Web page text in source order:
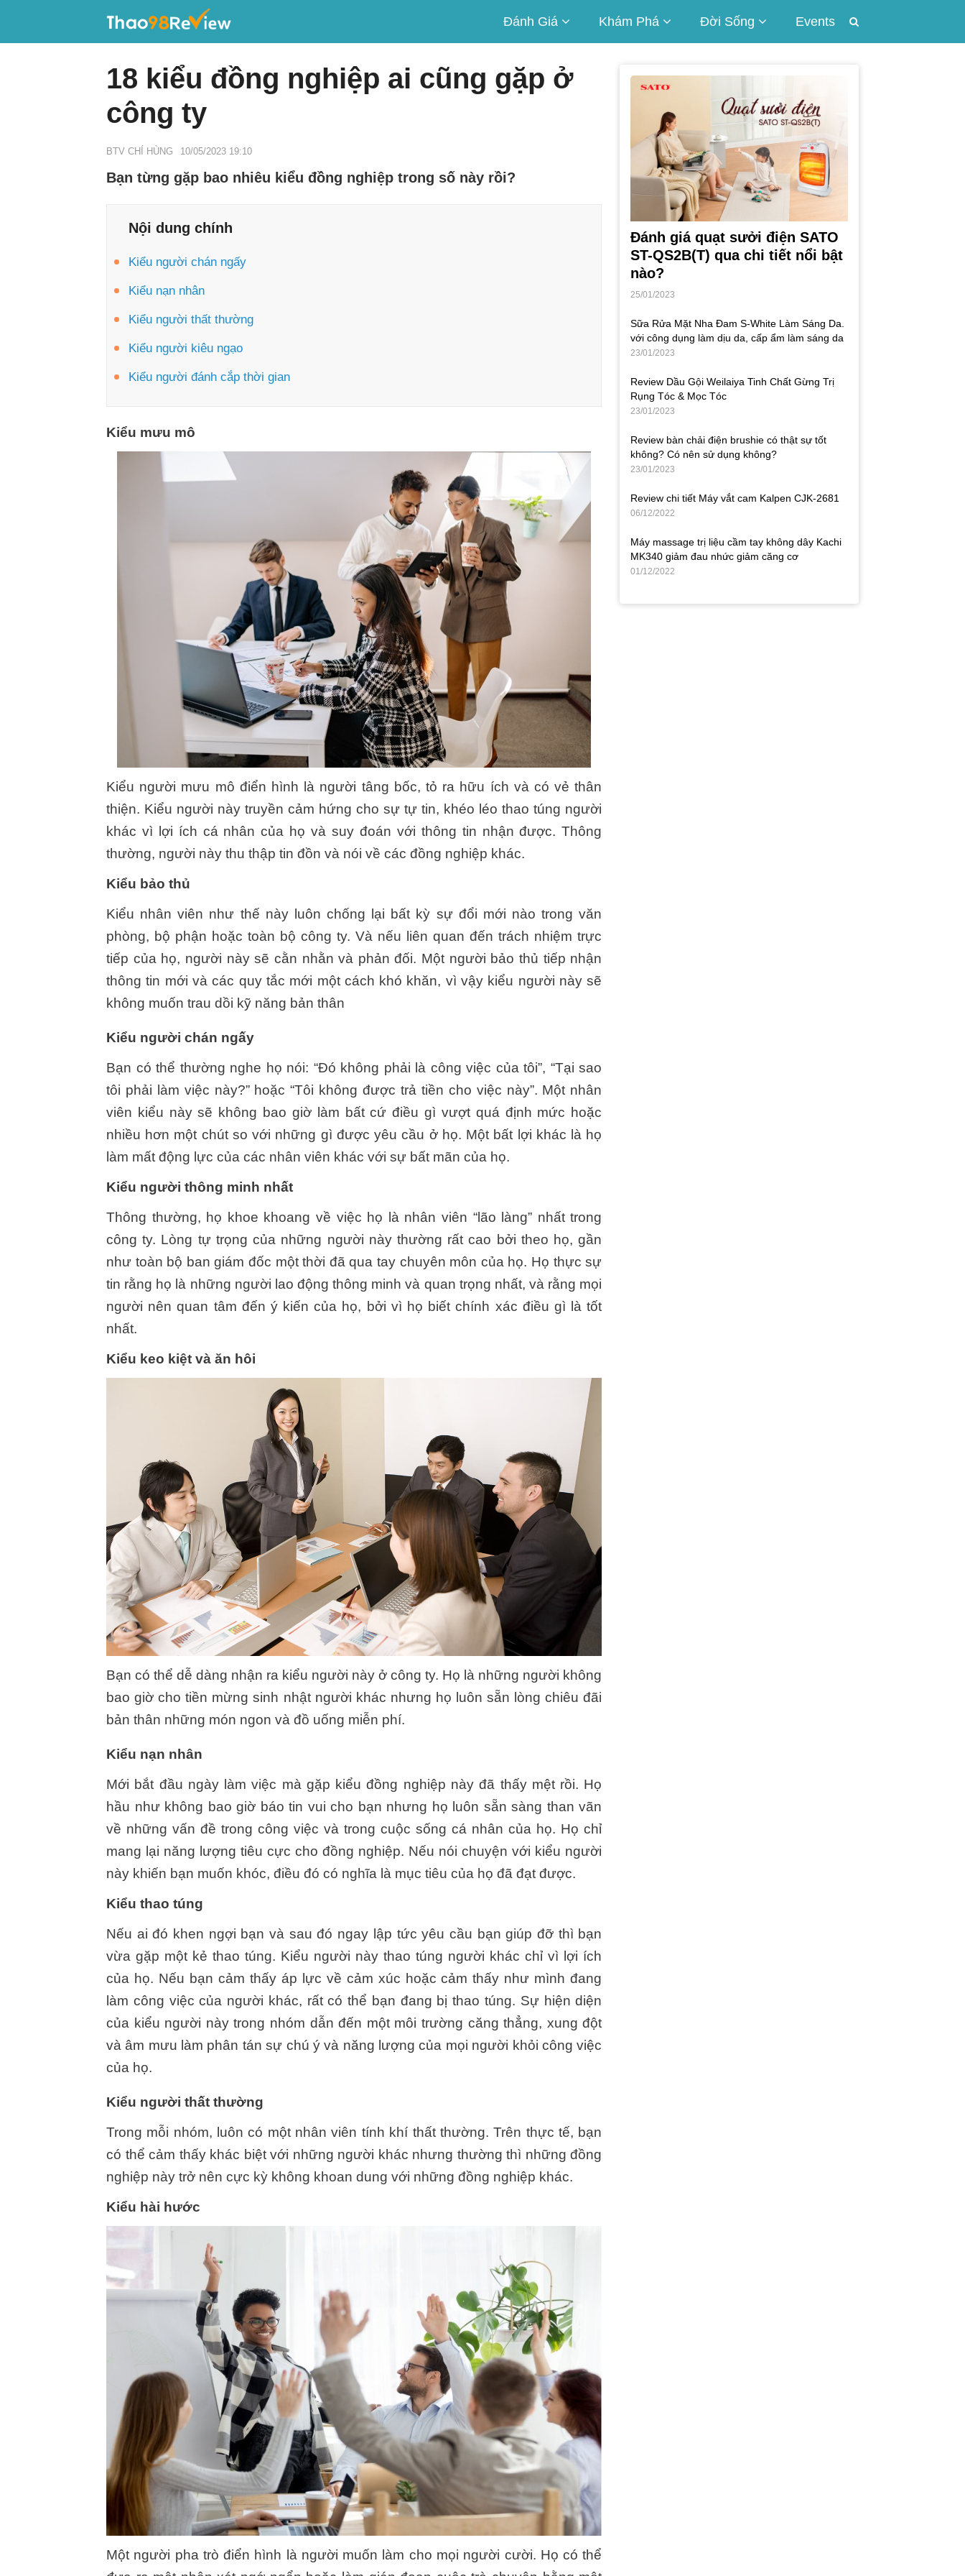
Đánh Giá Khám Phá Đời Sống Events
18 kiểu đồng nghiệp ai cũng gặp ở
công ty
BTV CHÍ HÙNG 10/05/2023 19:10
Bạn từng gặp bao nhiêu kiểu đồng nghiệp trong số này rồi?
Nội dung chính
Kiểu người chán ngấy
Kiểu nạn nhân
Kiểu người thất thường
Kiểu người kiêu ngạo
Kiểu người đánh cắp thời gian
Kiểu mưu mô
Kiểu người mưu mô điển hình là người tâng bốc, tỏ ra hữu ích và có vẻ thân
thiện. Kiểu người này truyền cảm hứng cho sự tự tin, khéo léo thao túng người
khác vì lợi ích cá nhân của họ và suy đoán với thông tin nhận được. Thông
thường, người này thu thập tin đồn và nói về các đồng nghiệp khác.
Kiểu bảo thủ
Kiểu nhân viên như thế này luôn chống lại bất kỳ sự đổi mới nào trong văn
phòng, bộ phận hoặc toàn bộ công ty. Và nếu liên quan đến trách nhiệm trực
tiếp của họ, người này sẽ cằn nhằn và phản đối. Một người bảo thủ tiếp nhận
thông tin mới và các quy tắc mới một cách khó khăn, vì vậy kiểu người này sẽ
không muốn trau dồi kỹ năng bản thân
Kiểu người chán ngấy
Bạn có thể thường nghe họ nói: “Đó không phải là công việc của tôi”, “Tại sao
tôi phải làm việc này?” hoặc “Tôi không được trả tiền cho việc này”. Một nhân
viên kiểu này sẽ không bao giờ làm bất cứ điều gì vượt quá định mức hoặc
nhiều hơn một chút so với những gì được yêu cầu ở họ. Một bất lợi khác là họ
làm mất động lực của các nhân viên khác với sự bất mãn của họ.
Kiểu người thông minh nhất
Thông thường, họ khoe khoang về việc họ là nhân viên “lão làng” nhất trong
công ty. Lòng tự trọng của những người này thường rất cao bởi theo họ, gần
như toàn bộ ban giám đốc một thời đã qua tay chuyên môn của họ. Họ thực sự
tin rằng họ là những người lao động thông minh và quan trọng nhất, và rằng mọi
người nên quan tâm đến ý kiến của họ, bởi vì họ biết chính xác điều gì là tốt
nhất.
Kiểu keo kiệt và ăn hôi
Bạn có thể dễ dàng nhận ra kiểu người này ở công ty. Họ là những người không
bao giờ cho tiền mừng sinh nhật người khác nhưng họ luôn sẵn lòng chiêu đãi
bản thân những món ngon và đồ uống miễn phí.
Kiểu nạn nhân
Mới bắt đầu ngày làm việc mà gặp kiểu đồng nghiệp này đã thấy mệt rồi. Họ
hầu như không bao giờ báo tin vui cho bạn nhưng họ luôn sẵn sàng than vãn
về những vấn đề trong công việc và trong cuộc sống cá nhân của họ. Họ chỉ
mang lại năng lượng tiêu cực cho đồng nghiệp. Nếu nói chuyện với kiểu người
này khiến bạn muốn khóc, điều đó có nghĩa là mục tiêu của họ đã đạt được.
Kiểu thao túng
Nếu ai đó khen ngợi bạn và sau đó ngay lập tức yêu cầu bạn giúp đỡ thì bạn
vừa gặp một kẻ thao túng. Kiểu người này thao túng người khác chỉ vì lợi ích
của họ. Nếu bạn cảm thấy áp lực về cảm xúc hoặc cảm thấy như mình đang
làm công việc của người khác, rất có thể bạn đang bị thao túng. Sự hiện diện
của kiểu người này trong nhóm dẫn đến một môi trường căng thẳng, xung đột
và âm mưu làm phân tán sự chú ý và năng lượng của mọi người khỏi công việc
của họ.
Kiểu người thất thường
Trong mỗi nhóm, luôn có một nhân viên tính khí thất thường. Trên thực tế, bạn
có thể cảm thấy khác biệt với những người khác nhưng thường thì những đồng
nghiệp này trở nên cực kỳ không khoan dung với những đồng nghiệp khác.
Kiểu hài hước
Một người pha trò điển hình là người muốn làm cho mọi người cười. Họ có thể
Đánh giá quạt sưởi điện SATO
ST-QS2B(T) qua chi tiết nổi bật
nào?
25/01/2023
Sữa Rửa Mặt Nha Đam S-White Làm Sáng Da.
với công dụng làm dịu da, cấp ẩm làm sáng da
23/01/2023
Review Dầu Gội Weilaiya Tinh Chất Gừng Trị
Rụng Tóc & Mọc Tóc
23/01/2023
Review bàn chải điện brushie có thật sự tốt
không? Có nên sử dụng không?
23/01/2023
Review chi tiết Máy vắt cam Kalpen CJK-2681
06/12/2022
Máy massage trị liệu cầm tay không dây Kachi
MK340 giảm đau nhức giảm căng cơ
01/12/2022